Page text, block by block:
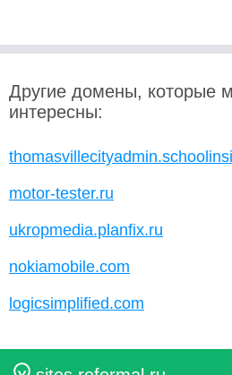
Другие домены, которые
интересны:
motor-tester.ru
ukropmedia.planfix.ru
nokiamobile.com
logicsimplified.com